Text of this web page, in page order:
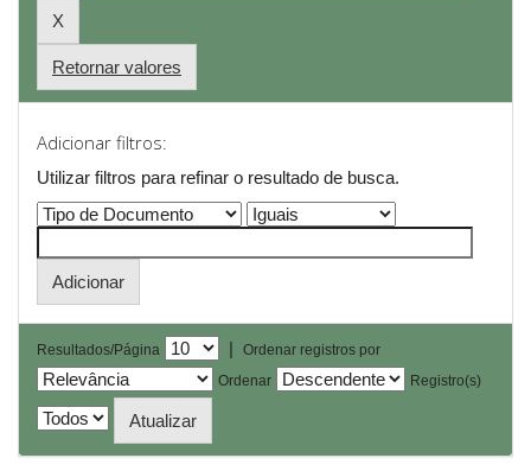
Retornar valores
Adicionar filtros:
Utilizar filtros para refinar o resultado de busca.
Resultados/Página |
Ordenar registros por
Ordenar
Registro(s)